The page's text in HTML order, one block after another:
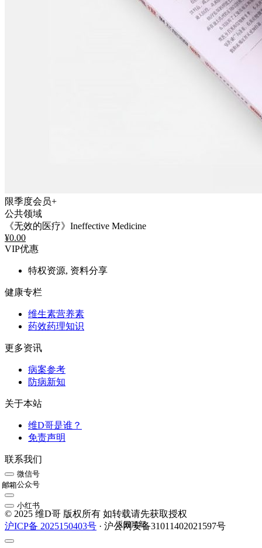
限季度会员+
公共领域
《无效的医疗》Ineffective Medicine
¥0.00
VIP优惠
特权资源, 资料分享
健康专栏
维生素营养素
药效药理知识
更多资讯
病案参考
防病新知
关于本站
维D哥是谁？
免责声明
联系我们
微信号
公众号
邮箱
小红书
© 2025 维D哥 版权所有 如转载请先获取授权
沪ICP备 2025150403号 · 沪公网安备31011402021597号
返回顶部